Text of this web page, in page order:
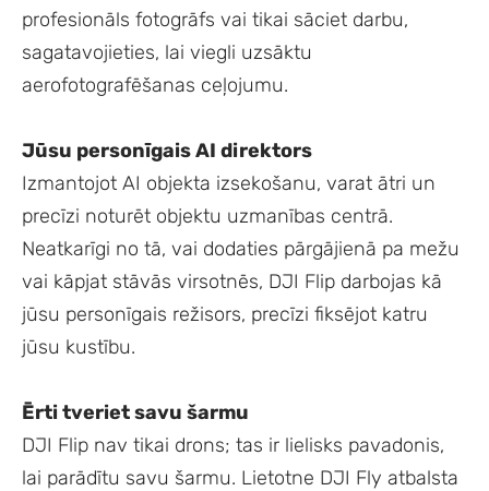
profesionāls fotogrāfs vai tikai sāciet darbu,
sagatavojieties, lai viegli uzsāktu
aerofotografēšanas ceļojumu.
Jūsu personīgais AI direktors
Izmantojot AI objekta izsekošanu, varat ātri un
precīzi noturēt objektu uzmanības centrā.
Neatkarīgi no tā, vai dodaties pārgājienā pa mežu
vai kāpjat stāvās virsotnēs, DJI Flip darbojas kā
jūsu personīgais režisors, precīzi fiksējot katru
jūsu kustību.
Ērti tveriet savu šarmu
DJI Flip nav tikai drons; tas ir lielisks pavadonis,
lai parādītu savu šarmu. Lietotne DJI Fly atbalsta